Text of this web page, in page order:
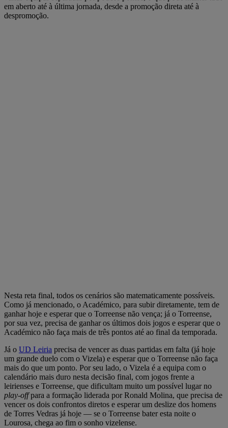
em aberto até à última jornada, desde a promoção direta até à
despromoção.
Nesta reta final, todos os cenários são matematicamente possíveis.
Como já mencionado, o Académico, para subir diretamente, tem de
ganhar hoje e esperar que o Torreense não vença; já o Torreense,
por sua vez, precisa de ganhar os últimos dois jogos e esperar que o
Académico não faça mais de três pontos até ao final da temporada.
Já o UD Leiria precisa de vencer as duas partidas em falta (já hoje
um grande duelo com o Vizela) e esperar que o Torreense não faça
mais do que um ponto. Por seu lado, o Vizela é a equipa com o
calendário mais duro nesta decisão final, com jogos frente a
leirienses e Torreense, que dificultam muito um possível lugar no
play-offpara a formação liderada por Ronald Molina, que precisa de
vencer os dois confrontos diretos e esperar um deslize dos homens
de Torres Vedras já hoje — se o Torreense bater esta noite o
Lourosa, chega ao fim o sonho vizelense.